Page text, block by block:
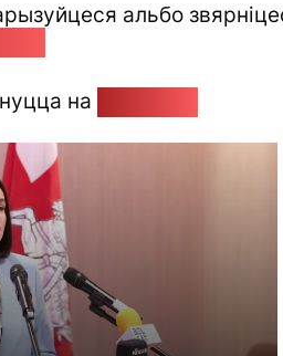
альбо
на